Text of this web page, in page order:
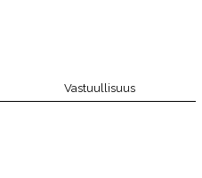
Vastuullisuus